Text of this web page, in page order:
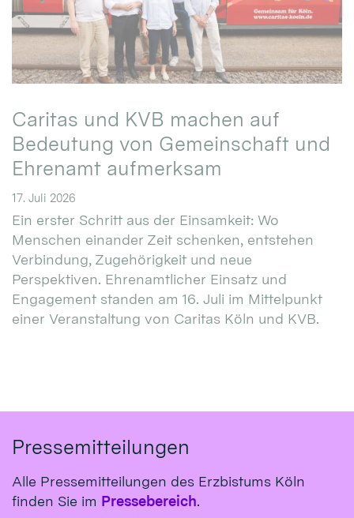
Caritas und KVB machen auf
Bedeutung von Gemeinschaft und
Ehrenamt aufmerksam
17. Juli 2026
Ein erster Schritt aus der Einsamkeit: Wo
Menschen einander Zeit schenken, entstehen
Verbindung, Zugehörigkeit und neue
Perspektiven. Ehrenamtlicher Einsatz und
Engagement standen am 16. Juli im Mittelpunkt
einer Veranstaltung von Caritas Köln und KVB.
Pressemitteilungen
Alle Pressemitteilungen des Erzbistums Köln
finden Sie im Pressebereich.